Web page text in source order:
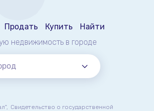
Продать Купить
Найти
недвижимость в городе
Свидетельство о государственной